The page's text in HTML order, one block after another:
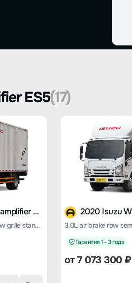
ES5(17)
2020 Isuzu Wing amplifier ES5
3.0L liquid brake double-row grille standard version
Гарантия 1 - 3 года
от 7 073 300 ₽